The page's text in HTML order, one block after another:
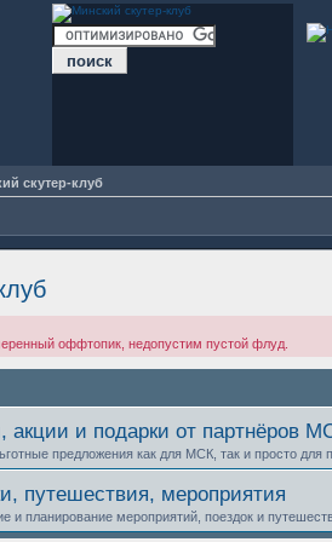
скутер-клуб
оффтопик, недопустим пустой флуд.
акции и подарки от партнёров
предложения как для МСК, так и просто для
путешествия, мероприятия
и планирование мероприятий, поездок и